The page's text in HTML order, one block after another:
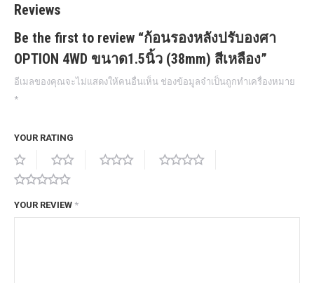
Reviews
Be the first to review “ก้อนรองหลังปรับองศา
OPTION 4WD ขนาด1.5นิ้ว (38mm) สีเหลือง”
อีเมลของคุณจะไม่แสดงให้คนอื่นเห็น ช่องข้อมูลจำเป็นถูกทำเครื่องหมาย
*
YOUR RATING
YOUR REVIEW *